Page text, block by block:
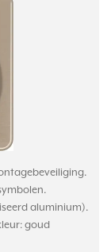
aluminium).
goud